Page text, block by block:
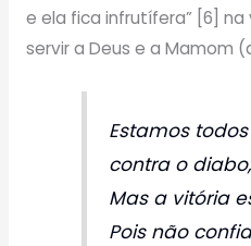
e ela fica infrutífera” [6] na
servir a Deus e a Mamom
Estamos
contra o diabo,
Mas a vitória
Pois não